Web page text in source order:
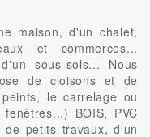
maison, d'un chalet,
et commerces...
sous-sols... Nous
de cloisons et de
le carrelage ou
BOIS, PVC
de petits travaux, d'un